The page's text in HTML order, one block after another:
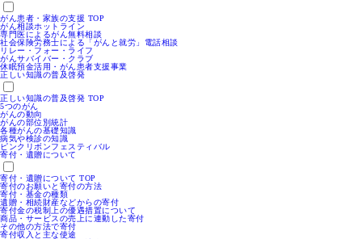
がん患者・家族の支援 TOP
がん相談ホットライン
専門医によるがん無料相談
社会保険労務士による「がんと就労」電話相談
リレー・フォー・ライフ
がんサバイバー・クラブ
休眠預金活用・がん患者支援事業
正しい知識の普及啓発
正しい知識の普及啓発 TOP
5つのがん
がんの動向
がんの部位別統計
各種がんの基礎知識
病気や検診の知識
ピンクリボンフェスティバル
寄付・遺贈について
寄付・遺贈について TOP
寄付のお願いと寄付の方法
寄付・基金の種類
遺贈・相続財産などからの寄付
寄付金の税制上の優遇措置について
商品・サービスの売上に連動した寄付
その他の方法で寄付
寄付収入と主な使途